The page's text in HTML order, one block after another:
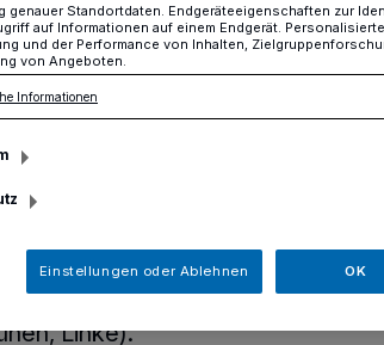
zu folgen -
- wurde im
welches auch die
beinhaltet
Linke).
genauer Standortdaten. Endgeräteeigenschaften zur
auf Informationen auf einem Endgerät.
und der Performance von Inhalten,
von Angeboten.
Informationen
Einstellungen oder Ablehnen OK